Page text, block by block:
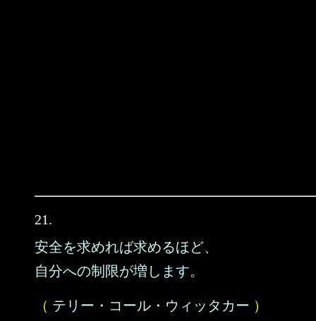
21.
安全を求めれば求めるほど、
自分への制限が増します。
（ テリー・コール・ウィッタカー ）